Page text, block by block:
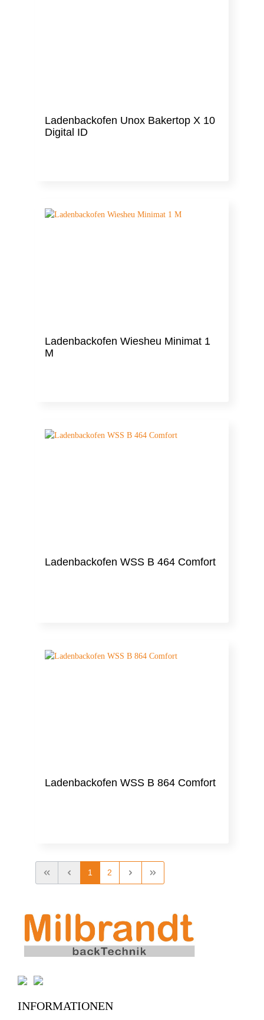
Ladenbackofen Unox Bakertop X 10
Digital ID
Ladenbackofen Wiesheu Minimat 1
M
Ladenbackofen WSS B 464 Comfort
Ladenbackofen WSS B 864 Comfort
1 2
INFORMATIONEN